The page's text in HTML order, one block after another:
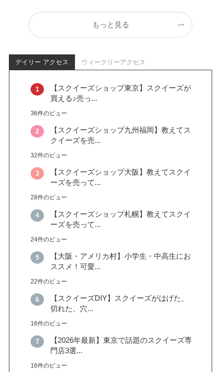
もっと見る
デイリー アクセス ウィークリーアクセス
【スクイーズショップ東京】スクイーズが
買える♪売っ...
36件のビュー
【スクイーズショップ九州福岡】教えてス
クイーズを売...
32件のビュー
【スクイーズショップ大阪】教えてスクイ
ーズを売って...
28件のビュー
【スクイーズショップ札幌】教えてスクイ
ーズを売って...
24件のビュー
【大阪・アメリカ村】小学生・中高生にお
ススメ！可愛...
22件のビュー
【スクイーズDIY】スクイーズがはげた、
切れた、穴...
16件のビュー
【2026年最新】東京で話題のスクイーズ専
門店3選...
16件のビュー